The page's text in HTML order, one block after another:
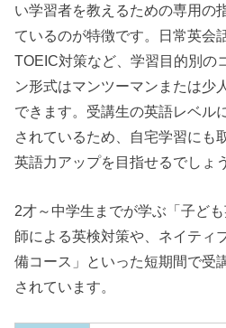
い学習者を教えるための専用の
ているのが特徴です。日常英会
TOEIC対策など、学習目的別の
ン形式はマンツーマンまたは少
できます。受講生の英語レベル
されているため、自宅学習にも
英語力アップを目指せるでしょ
2才～中学生までが学ぶ「子ど
師による英検対策や、ネイティ
備コース」といった短期間で受
されています。